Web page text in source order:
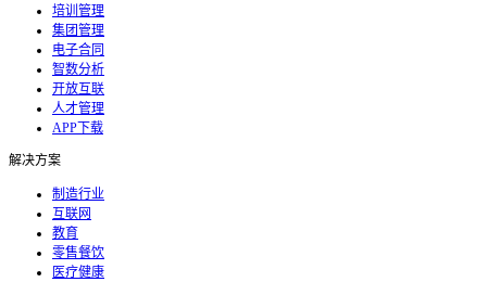
培训管理
集团管理
电子合同
智数分析
开放互联
人才管理
APP下载
解决方案
制造行业
互联网
教育
零售餐饮
医疗健康